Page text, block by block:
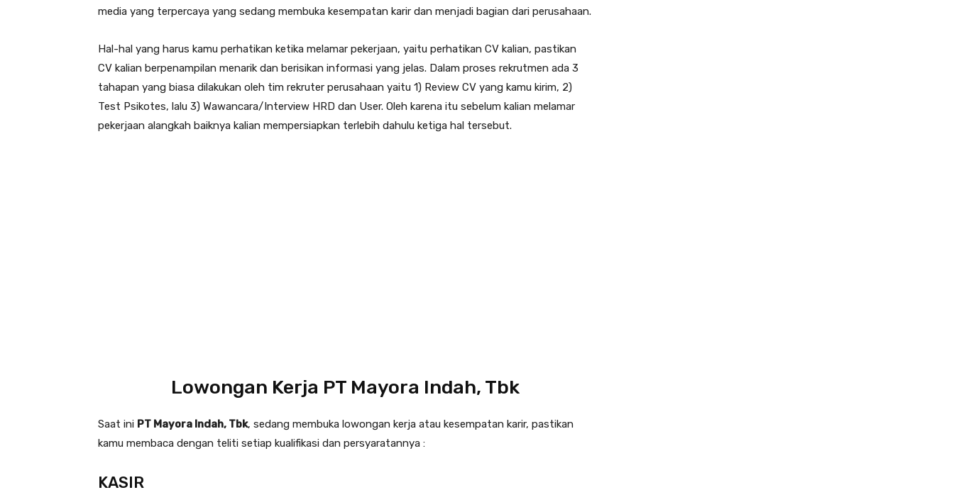
media yang terpercaya yang sedang membuka kesempatan karir dan menjadi bagian dari perusahaan.
Hal-hal yang harus kamu perhatikan ketika melamar pekerjaan, yaitu perhatikan CV kalian, pastikan
CV kalian berpenampilan menarik dan berisikan informasi yang jelas. Dalam proses rekrutmen ada 3
tahapan yang biasa dilakukan oleh tim rekruter perusahaan yaitu 1) Review CV yang kamu kirim, 2)
Test Psikotes, lalu 3) Wawancara/Interview HRD dan User. Oleh karena itu sebelum kalian melamar
pekerjaan alangkah baiknya kalian mempersiapkan terlebih dahulu ketiga hal tersebut.
Lowongan Kerja PT Mayora Indah, Tbk
Saat ini PT Mayora Indah, Tbk, sedang membuka lowongan kerja atau kesempatan karir, pastikan
kamu membaca dengan teliti setiap kualifikasi dan persyaratannya :
KASIR